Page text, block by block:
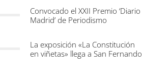
Convocado el XXII Premio ‘Diario
Madrid’ de Periodismo
La exposición «La Constitución
en viñetas» llega a San Fernando